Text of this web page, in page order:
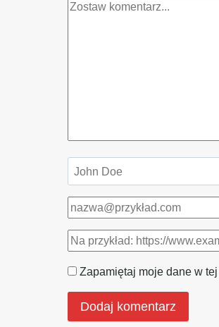
Zapamiętaj moje dane w